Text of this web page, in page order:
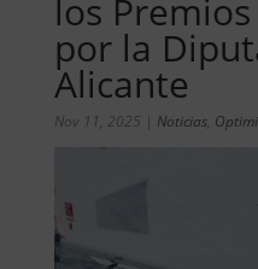
los
por la
Alicante
Nov 11, 2025 | Noticias,